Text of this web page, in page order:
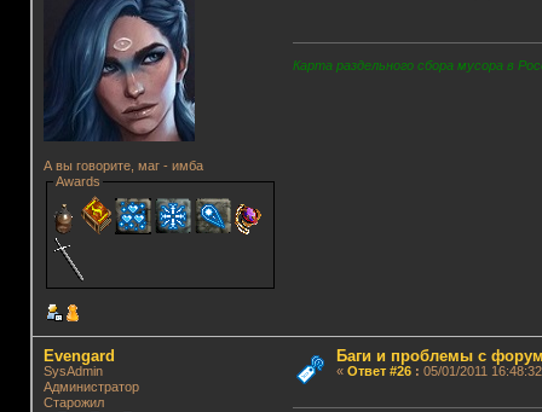
А вы говорите, маг - имба
Awards
Карта раздельного сбора мусора в
Evengard
SysAdmin
Администратор
Старожил
Баги и проблемы с
« Ответ #26: 05/01/2011